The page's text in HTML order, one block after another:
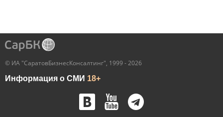
© ИА "СаратовБизнесКонсалтинг", 1999 - 2026
Информация о СМИ 18+